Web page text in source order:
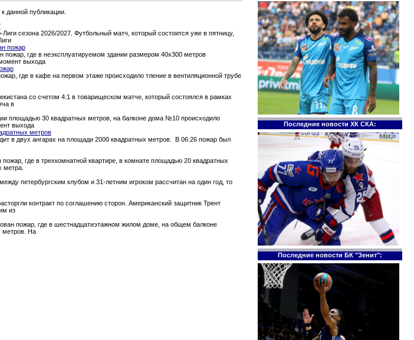
данной публикации.
сезона 2026/2027. Футбольный матч, который состоится уже в пятницу,
пожар
пожар, где в неэксплуатируемом здании размером 40х300 метров
выхода
где в кафе на первом этаже происходило тление в вентиляционной трубе
со счетом 4:1 в товарищеском матче, который состоялся в рамках
в
площадью 30 квадратных метров, на балконе дома №10 происходило
выхода
метров
в двух ангарах на площади 2000 квадратных метров. В 06:26 пожар был
где в трехкомнатной квартире, в комнате площадью 20 квадратных
метра.
петербургским клубом и 31-летним игроком рассчитан на один год, то
контракт по соглашению сторон. Американский защитник Трент
из
пожар, где в шестнадцатиэтажном жилом доме, на общем балконе
метров. На
Последние новости ХК СКА:
Последние новости БК "Зенит":